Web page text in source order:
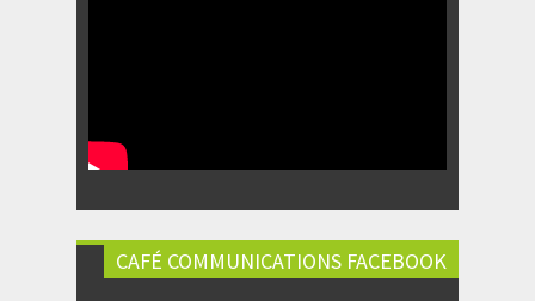
CAFÉ COMMUNICATIONS FACEBOOK